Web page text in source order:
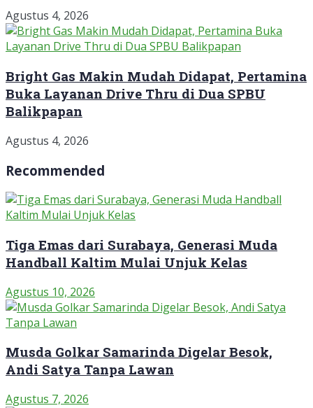
Agustus 4, 2026
Bright Gas Makin Mudah Didapat, Pertamina
Buka Layanan Drive Thru di Dua SPBU
Balikpapan
Agustus 4, 2026
Recommended
Tiga Emas dari Surabaya, Generasi Muda
Handball Kaltim Mulai Unjuk Kelas
Agustus 10, 2026
Musda Golkar Samarinda Digelar Besok,
Andi Satya Tanpa Lawan
Agustus 7, 2026